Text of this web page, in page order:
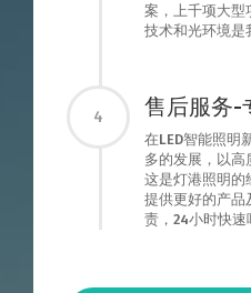
案，上千项大型
技术和光环境是
4 售后服务-
在LED智能照明
多的发展，以高
这是灯港照明的
提供更好的产品
责，24小时快速